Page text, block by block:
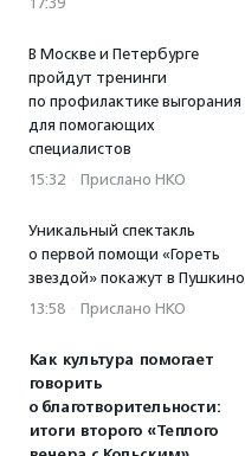
В Москве и Петербурге
пройдут тренинги
по профилактике выгорания
для помогающих
специалистов
15:32 · Прислано НКО
Уникальный спектакль
о первой помощи «Гореть
звездой» покажут в Пушкино
13:58 · Прислано НКО
Как культура помогает
говорить
о благотворительности:
итоги второго «Теплого